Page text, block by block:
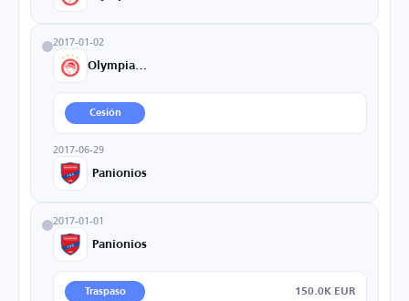
2017-01-02
Cesión
2017-06-29
Panionios
2017-01-01
Panionios
Traspaso 150.0K EUR